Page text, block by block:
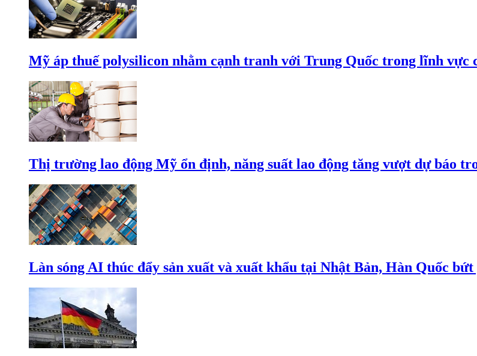
Mỹ áp thuế polysilicon nhằm cạnh tranh với Trung Quốc trong lĩnh vực
Thị trường lao động Mỹ ổn định, năng suất lao động tăng vượt dự báo
Làn sóng AI thúc đẩy sản xuất và xuất khẩu tại Nhật Bản, Hàn Quốc